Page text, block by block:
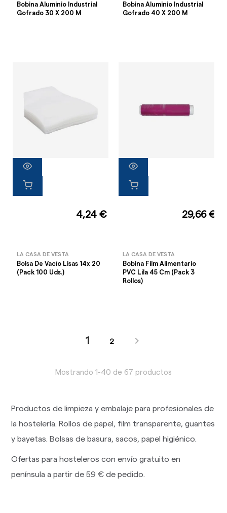
Bobina Aluminio Industrial
Gofrado 30 X 200 M
Bobina Aluminio Industrial
Gofrado 40 X 200 M
4,24 €
LA CASA DE VESTA
Bolsa De Vacío Lisas 14x 20
(Pack 100 Uds.)
29,66 €
LA CASA DE VESTA
Bobina Film Alimentario
PVC Lila 45 Cm (Pack 3
Rollos)
1 2 
Mostrando 1-40 de 67 productos
Productos de limpieza y embalaje para profesionales de
la hostelería. Rollos de papel, film transparente, guantes
y bayetas. Bolsas de basura, sacos, papel higiénico.
Ofertas para hosteleros con envío gratuito en
península a partir de 59 € de pedido.